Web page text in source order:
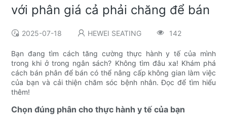
với phân giá cả phải chăng để bán
2025-07-18 HEWEI SEATING 142
Bạn đang tìm cách tăng cường thực hành y tế của mình
trong khi ở trong ngân sách? Không tìm đâu xa! Khám phá
cách bán phân để bán có thể nâng cấp không gian làm việc
của bạn và cải thiện chăm sóc bệnh nhân. Đọc để tìm hiểu
thêm!
Chọn đúng phân cho thực hành y tế của bạn